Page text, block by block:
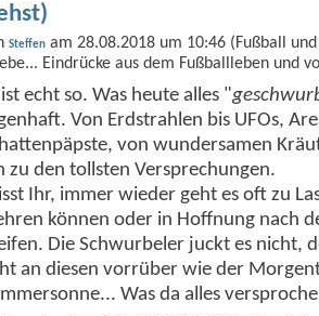
Steffen am 28.08.2018 um 10:46 (Fußball
Eindrücke aus dem Fußballleben und
ist echt so. Was heute alles "
Von Erdstrahlen bis UFOs,
von wundersamen
zu den tollsten Versprechungen.
Ihr, immer wieder geht es oft zu
können oder in Hoffnung nach
Die Schwurbeler juckt es nicht,
an diesen vorrüber wie der
Was da alles